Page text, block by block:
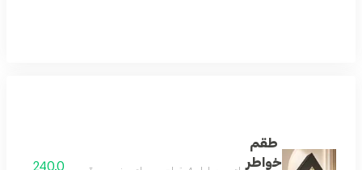
طقم
خواطر
240.0